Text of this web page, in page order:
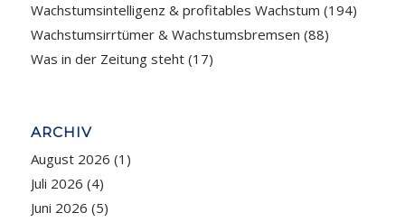
Wachstumsintelligenz & profitables Wachstum (194)
Wachstumsirrtümer & Wachstumsbremsen (88)
Was in der Zeitung steht(17)
ARCHIV
August 2026 (1)
Juli 2026 (4)
Juni 2026 (5)